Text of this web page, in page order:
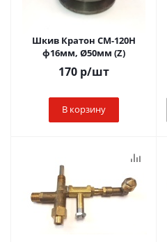
Шкив Кратон СМ-120Н
ф16мм, Ø50мм (Z)
170 р/шт
В корзину